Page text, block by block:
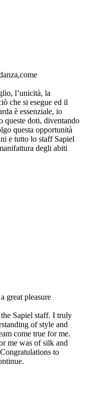
l’unicità, la
che si esegue ed il
è essenziale, io
queste doti, diventando
questa opportunità
e tutto lo staff Sapiel
degli abiti
great pleasure
Sapiel staff. I truly
of style and
come true for me.
me was of silk and
to